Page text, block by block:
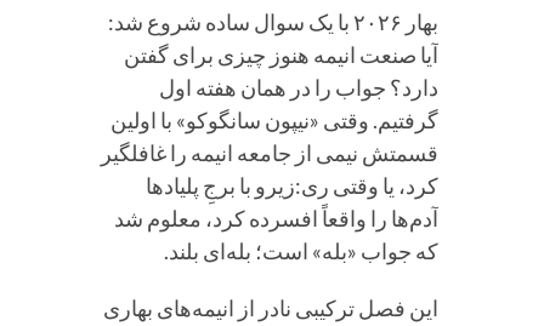
۲۰۲۶
که
ببینید:
فصل
سورپرایزها!
بهار ۲۰۲۶ با یک سوال ساده شروع شد:
آیا صنعت انیمه هنوز چیزی برای گفتن
دارد؟ جواب را در همان هفته اول
گرفتیم. وقتی «نیپون سانگوکو» با اولین
قسمتش نیمی از جامعه انیمه را غافلگیر
کرد، یا وقتی ری:زیرو با برجِ پلیادها
آدم‌ها را واقعاً افسرده کرد، معلوم شد
که جواب «بله» است؛ بله‌ای بلند.
این فصل ترکیبی نادر از انیمه‌های بهاری